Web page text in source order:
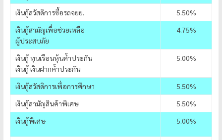
เงินกู้สวัสดิการซื้อรถจยย.
5.50%
เงินกู้สามัญเพื่อช่วยเหลือ
ผู้ประสบภัย
4.75%
เงินกู้ ทุนเรือนหุ้นค้ำประกัน
เงินกู้ เงินฝากค้ำประกัน
5.00%
เงินกู้สวัสดิการเพื่อการศึกษา
5.50%
เงินกู้สามัญสินค้าพิเศษ
5.50%
เงินกู้พิเศษ
5.00%